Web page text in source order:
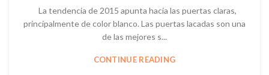
La tendencia de 2015 apunta hacia las puertas claras,
principalmente de color blanco. Las puertas lacadas son una
de las mejores s...
CONTINUE READING